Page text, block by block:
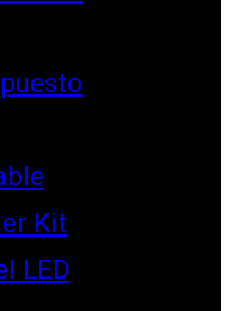
Kit
LED